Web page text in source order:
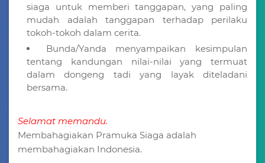
siaga untuk memberi tanggapan, yang paling
mudah adalah tanggapan terhadap perilaku
tokoh-tokoh dalam cerita.
Bunda/Yanda menyampaikan kesimpulan
tentang kandungan nilai-nilai yang termuat
dalam dongeng tadi yang layak diteladani
bersama.
Selamat memandu.
Membahagiakan Pramuka Siaga adalah
membahagiakan Indonesia.